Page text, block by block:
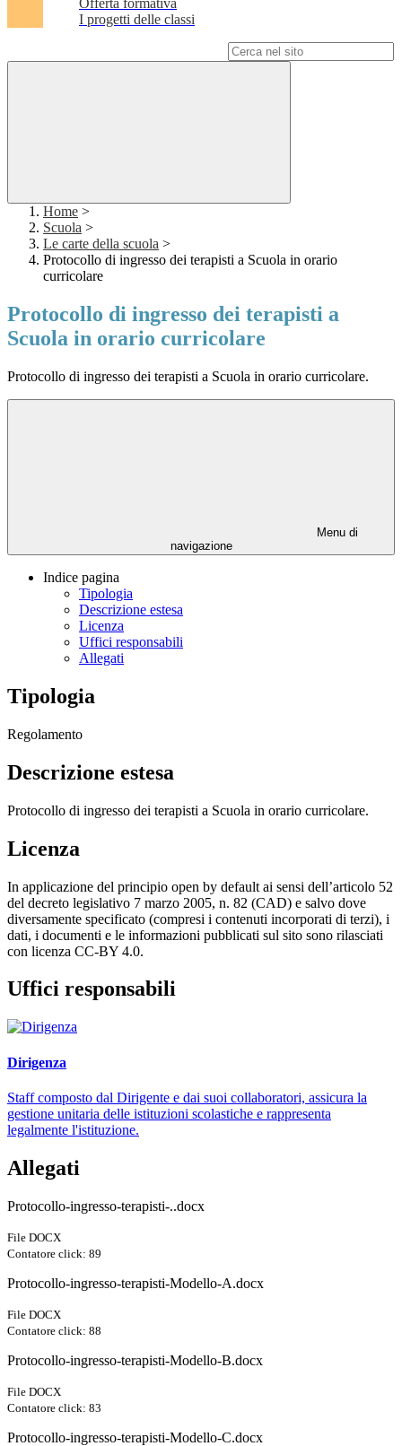
Offerta formativa
I progetti delle classi
Home >
Scuola >
Le carte della scuola >
Protocollo di ingresso dei terapisti a Scuola in orario
curricolare
Protocollo di ingresso dei terapisti a
Scuola in orario curricolare
Protocollo di ingresso dei terapisti a Scuola in orario curricolare.
Menu di
navigazione
Indice pagina
Tipologia
Descrizione estesa
Licenza
Uffici responsabili
Allegati
Tipologia
Regolamento
Descrizione estesa
Protocollo di ingresso dei terapisti a Scuola in orario curricolare.
Licenza
In applicazione del principio open by default ai sensi dell’articolo 52
del decreto legislativo 7 marzo 2005, n. 82 (CAD) e salvo dove
diversamente specificato (compresi i contenuti incorporati di terzi), i
dati, i documenti e le informazioni pubblicati sul sito sono rilasciati
con licenza CC-BY 4.0.
Uffici responsabili
Dirigenza
Staff composto dal Dirigente e dai suoi collaboratori, assicura la
gestione unitaria delle istituzioni scolastiche e rappresenta
legalmente l'istituzione.
Allegati
Protocollo-ingresso-terapisti-..docx
File DOCX
Contatore click: 89
Protocollo-ingresso-terapisti-Modello-A.docx
File DOCX
Contatore click: 88
Protocollo-ingresso-terapisti-Modello-B.docx
File DOCX
Contatore click: 83
Protocollo-ingresso-terapisti-Modello-C.docx